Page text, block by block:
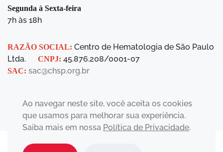
Segunda à Sexta-feira
7h às 18h
RAZÃO SOCIAL: Centro de Hematologia de São Paulo
Ltda. CNPJ: 45.876.208/0001-07
SAC: sac@chsp.org.br
2023 © Todos os Direitos Reservados |
Ao navegar neste site, você aceita os cookies
que usamos para melhorar sua experiência.
Saiba mais em nossa Política de Privacidade.